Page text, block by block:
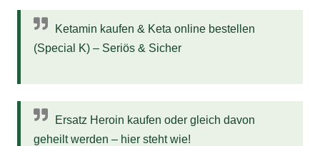
Ketamin kaufen & Keta online bestellen
(Special K) – Seriös & Sicher
Ersatz Heroin kaufen oder gleich davon
geheilt werden – hier steht wie!